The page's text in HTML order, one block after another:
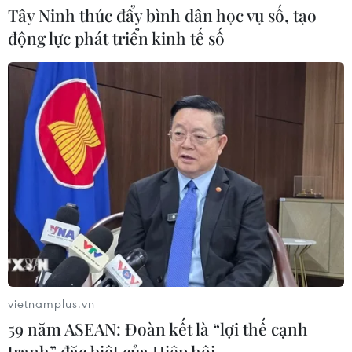
Thành phố Hồ Chí Minh phát triển
hệ thống y tế đa tầng, đồng bộ, thống
nhất
01/08/2026 09:14
Gia Lai xác thực 99,8% dữ liệu bảo
hiểm
01/08/2026 07:05
Bộ Y tế : Trên 22% người trưởng
thành thiếu vận động thể lực
Tây Ninh thúc đẩy bình dân học vụ số, tạo
động lực phát triển kinh tế số
vietnamplus.vn
59 năm ASEAN: Đoàn kết là “lợi thế cạnh